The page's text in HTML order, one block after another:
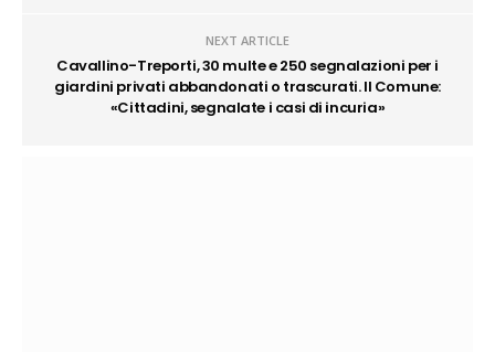
NEXT ARTICLE
Cavallino-Treporti, 30 multe e 250 segnalazioni per i
giardini privati abbandonati o trascurati. Il Comune:
«Cittadini, segnalate i casi di incuria»